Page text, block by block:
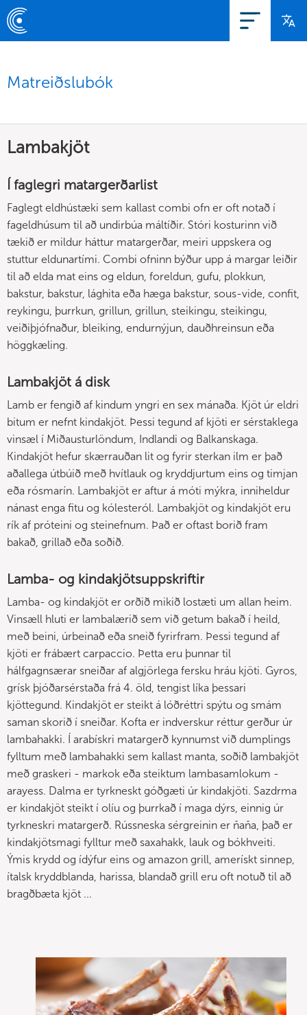
Matreiðslubók
Lambakjöt
Í faglegri matargerðarlist
Faglegt eldhústæki sem kallast combi ofn er oft notað í
fageldhúsum til að undirbúa máltíðir. Stóri kosturinn við
tækið er mildur háttur matargerðar, meiri uppskera og
stuttur eldunartími. Combi ofninn býður upp á margar leiðir
til að elda mat eins og eldun, foreldun, gufu, plokkun,
bakstur, bakstur, lághita eða hæga bakstur, sous-vide, confit,
reykingu, þurrkun, grillun, grillun, steikingu, steikingu,
veiðiþjófnaður, bleiking, endurnýjun, dauðhreinsun eða
höggkæling.
Lambakjöt á disk
Lamb er fengið af kindum yngri en sex mánaða. Kjöt úr eldri
bitum er nefnt kindakjöt. Þessi tegund af kjöti er sérstaklega
vinsæl í Miðausturlöndum, Indlandi og Balkanskaga.
Kindakjöt hefur skærrauðan lit og fyrir sterkan ilm er það
aðallega útbúið með hvítlauk og kryddjurtum eins og timjan
eða rósmarín. Lambakjöt er aftur á móti mýkra, inniheldur
nánast enga fitu og kólesteról. Lambakjöt og kindakjöt eru
rík af próteini og steinefnum. Það er oftast borið fram
bakað, grillað eða soðið.
Lamba- og kindakjötsuppskriftir
Lamba- og kindakjöt er orðið mikið lostæti um allan heim.
Vinsæll hluti er lambalærið sem við getum bakað í heild,
með beini, úrbeinað eða sneið fyrirfram. Þessi tegund af
kjöti er frábært carpaccio. Þetta eru þunnar til
hálfgagnsærar sneiðar af algjörlega fersku hráu kjöti. Gyros,
grísk þjóðarsérstaða frá 4. öld, tengist líka þessari
kjöttegund. Kindakjöt er steikt á lóðréttri spýtu og smám
saman skorið í sneiðar. Kofta er indverskur réttur gerður úr
lambahakki. Í arabískri matargerð kynnumst við dumplings
fylltum með lambahakki sem kallast manta, soðið lambakjöt
með graskeri - markok eða steiktum lambasamlokum -
arayess. Dalma er tyrkneskt góðgæti úr kindakjöti. Sazdrma
er kindakjöt steikt í olíu og þurrkað í maga dýrs, einnig úr
tyrkneskri matargerð. Rússneska sérgreinin er ňaňa, það er
kindakjötsmagi fylltur með saxahakk, lauk og bókhveiti.
Ýmis krydd og ídýfur eins og amazon grill, amerískt sinnep,
ítalsk kryddblanda, harissa, blandað grill eru oft notuð til að
bragðbæta kjöt ...